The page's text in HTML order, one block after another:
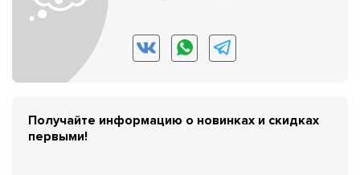
Получайте информацию о новинках и скидках
первыми!